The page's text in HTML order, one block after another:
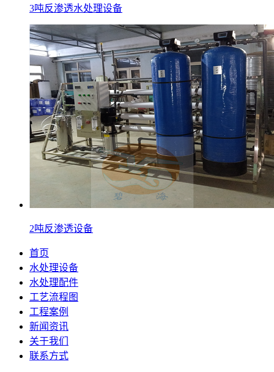
3吨反渗透水处理设备
2吨反渗透设备
首页
水处理设备
水处理配件
工艺流程图
工程案例
新闻资讯
关于我们
联系方式